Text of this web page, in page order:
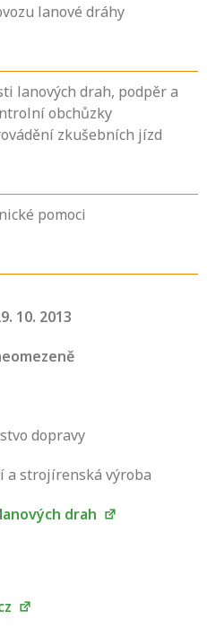
lanové dráhy
lanových drah, podpěr a
obchůzky
zkušebních jízd
pomoci
10. 2013
dopravy
a strojírenská výroba
drah
musíte pro danou